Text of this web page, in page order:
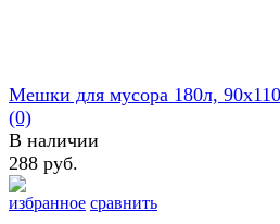
избранное сравнить
Мешки для мусора 180л,
(0)
В наличии
288 руб.